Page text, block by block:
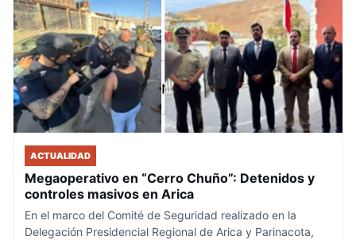
ACTUALIDAD
Megaoperativo en “Cerro Chuño”: Detenidos y
controles masivos en Arica
En el marco del Comité de Seguridad realizado en la
Delegación Presidencial Regional de Arica y Parinacota,